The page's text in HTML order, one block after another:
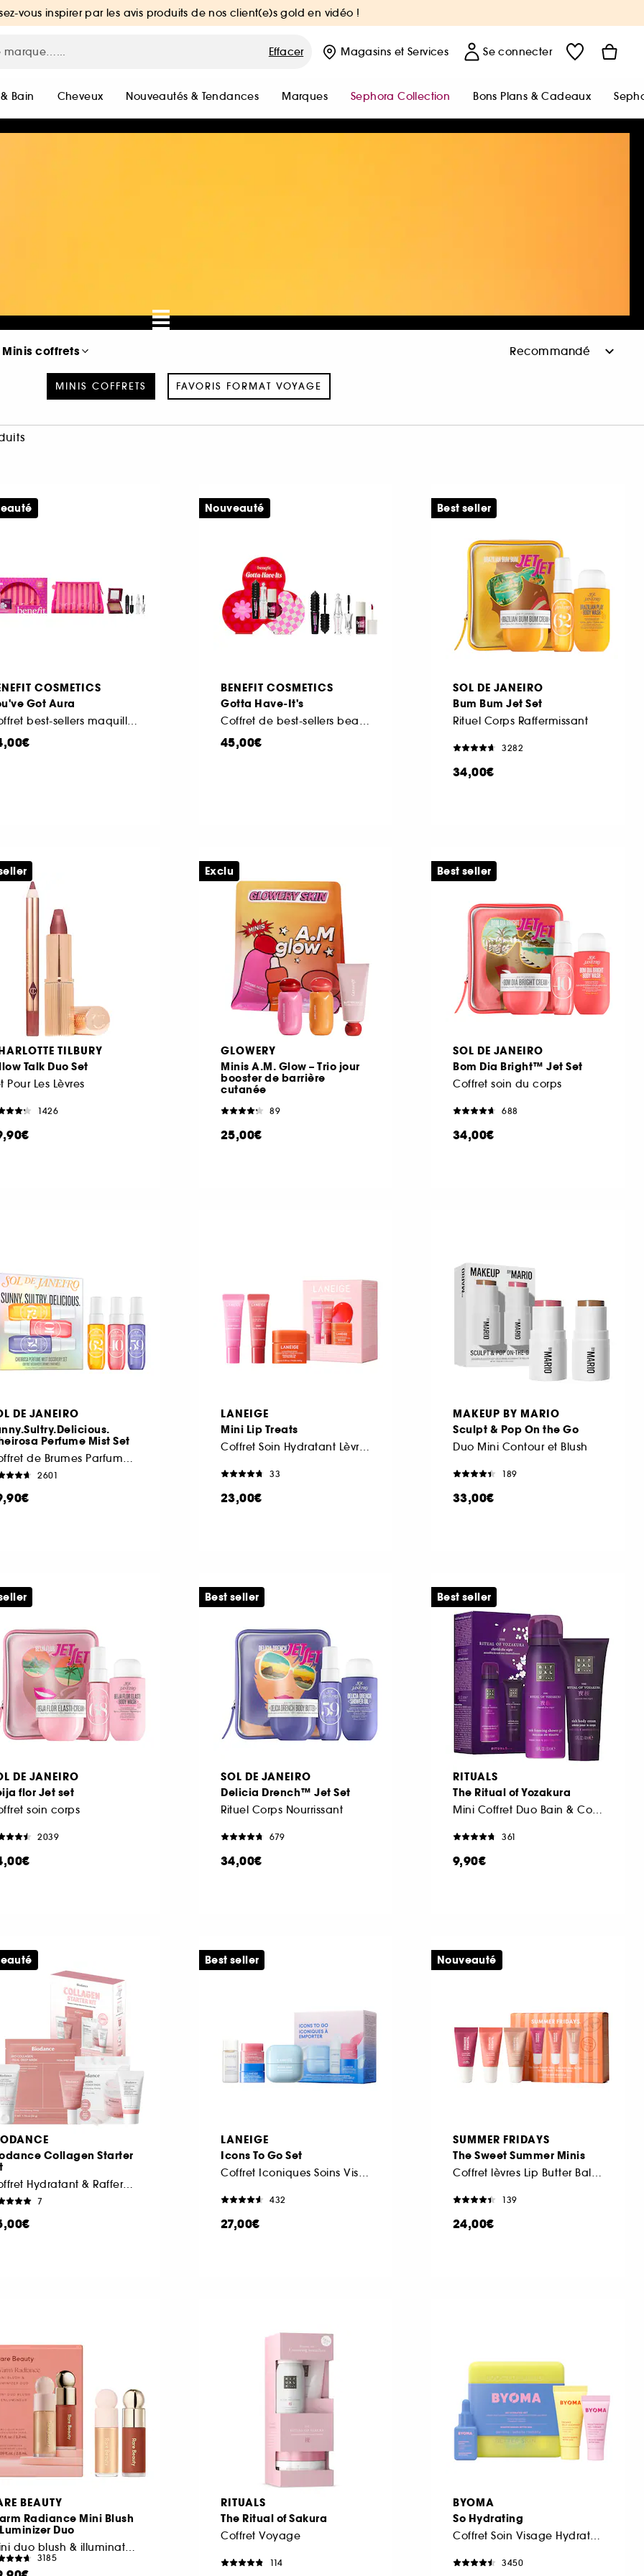
vous inspirer par les avis produits de nos client(e)s gold en vidéo !
Effacer Magasins et Services Se connecter
Bain Cheveux Nouveautés & Tendances Marques Sephora Collection Bons Plans & Cadeaux
Minis coffrets
MINIS COFFRETS FAVORIS FORMAT VOYAGE
COSMETICS
Got Aura
BENEFIT COSMETICS
Gotta Have-It's
45,00€
Nouveauté
SOL DE JANEIRO
Bum Bum Jet Set
Rituel Corps Raffermissant
3282
34,00€
Best seller
TILBURY
Talk Duo Set
Pour Les Lèvres
1426
GLOWERY
Minis A.M. Glow – Trio jour
booster de barrière
cutanée
89
25,00€
Exclu
SOL DE JANEIRO
Bom Dia Bright™ Jet Set
Coffret soin du corps
688
34,00€
Best seller
DE JANEIRO
Perfume Mist Set
2601
LANEIGE
Mini Lip Treats
Coffret Soin Hydratant Lèvres Jour & Nuit
33
23,00€
MAKEUP BY MARIO
Sculpt & Pop On the Go
Duo Mini Contour et Blush
189
33,00€
DE JANEIRO
flor Jet set
soin corps
2039
SOL DE JANEIRO
Delicia Drench™ Jet Set
Rituel Corps Nourrissant
679
34,00€
Best seller
RITUALS
The Ritual of Yozakura
361
9,90€
Best seller
Collagen Starter
Coffret Hydratant & Raffermissant
7
LANEIGE
Icons To Go Set
432
27,00€
Best seller
SUMMER FRIDAYS
The Sweet Summer Minis
139
24,00€
Nouveauté
BEAUTY
Radiance Mini Blush
Duo
3185
RITUALS
The Ritual of Sakura
Coffret Voyage
114
BYOMA
So Hydrating
3450